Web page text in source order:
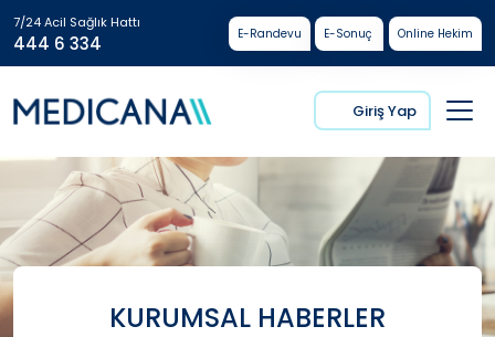
7/24 Acil Sağlık Hattı
444 6 334 E-Randevu E-Sonuç Online Hekim
Giriş Yap
KURUMSAL HABERLER